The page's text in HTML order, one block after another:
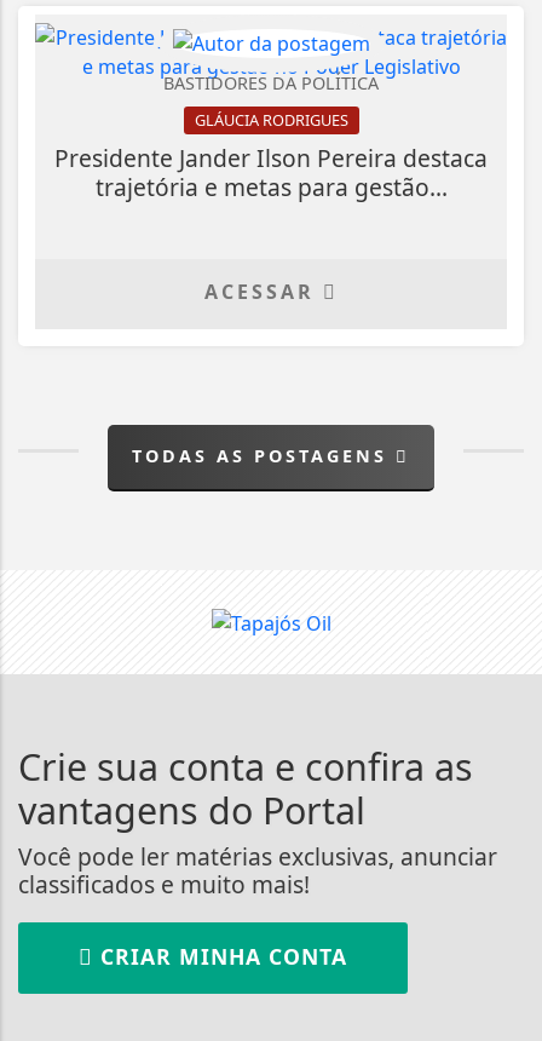
BASTIDORES DA POLÍTICA
GLÁUCIA RODRIGUES
Presidente Jander Ilson Pereira destaca
trajetória e metas para gestão...
ACESSAR
TODAS AS POSTAGENS
Crie sua conta e confira as
vantagens do Portal
Você pode ler matérias exclusivas, anunciar
classificados e muito mais!
CRIAR MINHA CONTA